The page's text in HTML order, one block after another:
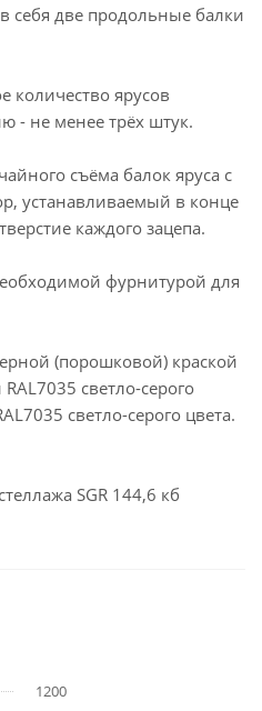
себя две продольные балки
количество ярусов
- не менее трёх штук.
съёма балок яруса с
устанавливаемый в конце
каждого зацепа.
фурнитурой для
(порошковой) краской
светло-серого
светло-серого цвета.
SGR 144,6 кб
1200